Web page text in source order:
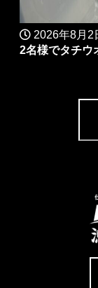
2026年8月2
2名様でタチウ